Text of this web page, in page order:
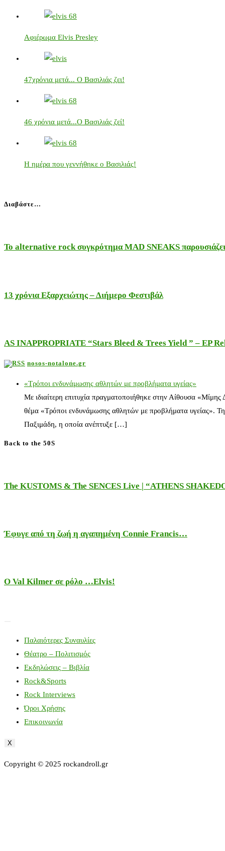
Αφιέρωμα Elvis Presley
47χρόνια μετά... Ο Βασιλιάς ζει!
46 χρόνια μετά...Ο Βασιλιάς ζεί!
Η ημέρα που γεννήθηκε ο Βασιλιάς!
Διαβάστε…
Το alternative rock συγκρότημα MAD SNEAKS
13 χρόνια Εξαρχειώτης – Διήμερο Φεστιβάλ
AS INAPPROPRIATE “Stars Bleed & Trees Yield ” – EP
nosos-notalone.gr
«Τρόποι ενδυνάμωσης αθλητών με προβλήματα υγείας»
Με ιδιαίτερη επιτυχία πραγματοποιήθηκε στην Αίθουσα
θέμα «Τρόποι ενδυνάμωσης αθλητών με προβλήματα υγείας».
Παξιμάδη, η οποία ανέπτυξε […]
Back to the 50S
The KUSTOMS & The SENCES Live | “ATHENS
Έφυγε από τη ζωή η αγαπημένη Connie Francis…
Ο Val Kilmer σε ρόλο …Elvis!
Παλαιότερες Συναυλίες
Θέατρο – Πολιτισμός
Εκδηλώσεις – Βιβλία
Rock&Sports
Rock Interviews
Όροι Χρήσης
Επικοινωνία
X
Copyright © 2025 rockandroll.gr